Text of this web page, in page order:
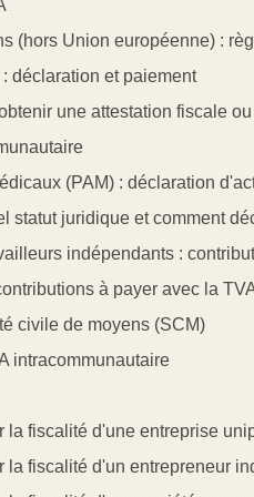
(hors Union européenne) :
déclaration et paiement
une attestation fiscale
(PAM) : déclaration
statut juridique et comment
indépendants :
à payer avec la
civile de moyens (SCM)
intracommunautaire
la fiscalité d'une entreprise
la fiscalité d'un entrepreneur